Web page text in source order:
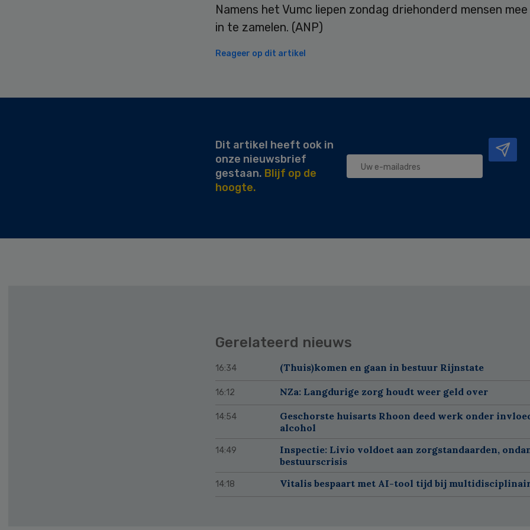
Namens het Vumc liepen zondag driehonderd mensen mee
in te zamelen. (ANP)
Reageer op dit artikel
Dit artikel heeft ook in
onze nieuwsbrief
gestaan. Blijf op de
hoogte.
Gerelateerd nieuws
16:34 (Thuis)komen en gaan in bestuur Rijnstate
16:12 NZa: Langdurige zorg houdt weer geld over
14:54
Geschorste huisarts Rhoon deed werk onder
alcohol
14:49
Inspectie: Livio voldoet aan zorgstandaarden,
bestuurscrisis
14:18 Vitalis bespaart met AI-tool tijd bij